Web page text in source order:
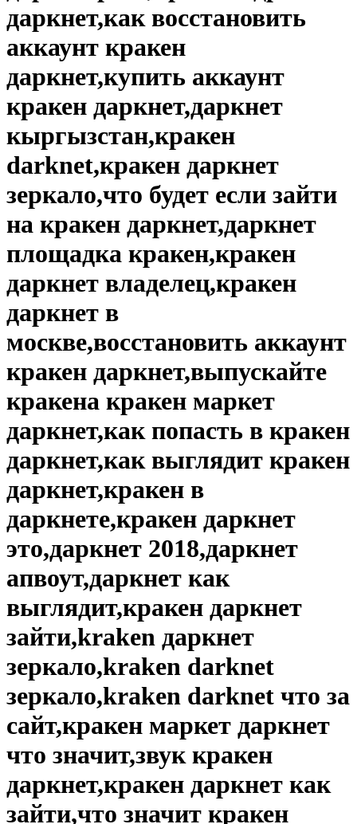
даркнет,как восстановить
аккаунт кракен
даркнет,купить аккаунт
кракен даркнет,даркнет
кыргызстан,кракен
darknet,кракен даркнет
зеркало,что будет если зайти
на кракен даркнет,даркнет
площадка кракен,кракен
даркнет владелец,кракен
даркнет в
москве,восстановить аккаунт
кракен даркнет,выпускайте
кракена кракен маркет
даркнет,как попасть в кракен
даркнет,как выглядит кракен
даркнет,кракен в
даркнете,кракен даркнет
это,даркнет 2018,даркнет
апвоут,даркнет как
выглядит,кракен даркнет
зайти,kraken даркнет
зеркало,kraken darknet
зеркало,kraken darknet что за
сайт,кракен маркет даркнет
что значит,звук кракен
даркнет,кракен даркнет как
зайти,что значит кракен